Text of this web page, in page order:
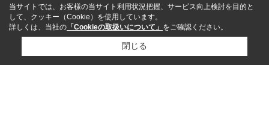
当サイトでは、お客様の当サイト利用状況把握、サービス向上検討を目的と
して、クッキー（Cookie）を使用しています。
詳しくは、当社の 「Cookieの取扱いについて」 をご確認ください。
閉じる